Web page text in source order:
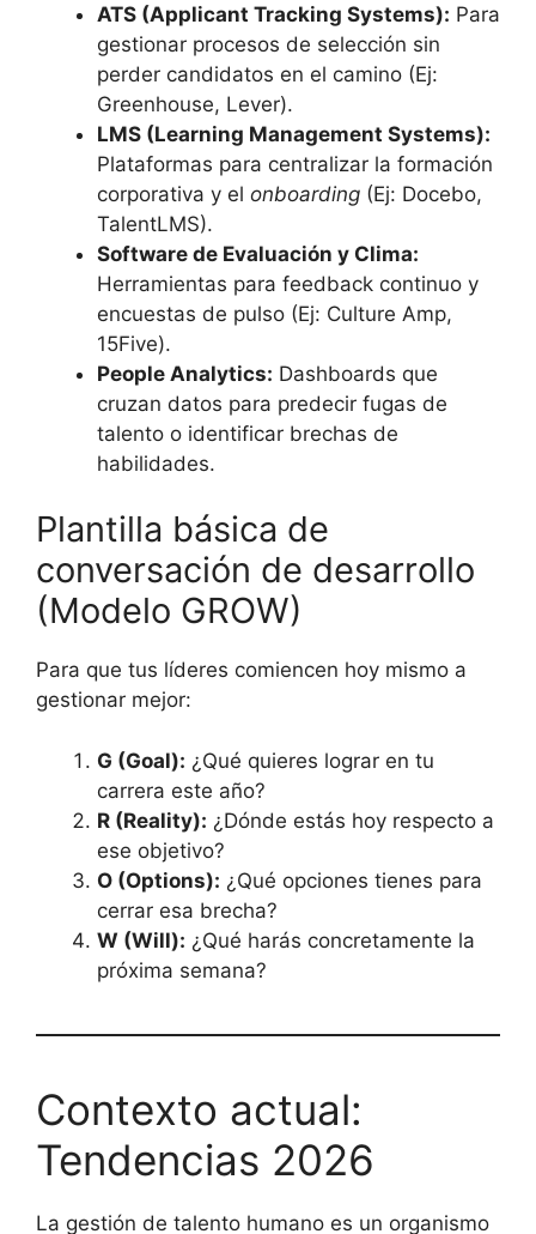
ATS (Applicant Tracking Systems): Para
gestionar procesos de selección sin
perder candidatos en el camino (Ej:
Greenhouse, Lever).
LMS (Learning Management Systems):
Plataformas para centralizar la formación
corporativa y el onboarding (Ej: Docebo,
TalentLMS).
Software de Evaluación y Clima:
Herramientas para feedback continuo y
encuestas de pulso (Ej: Culture Amp,
15Five).
People Analytics: Dashboards que
cruzan datos para predecir fugas de
talento o identificar brechas de
habilidades.
Plantilla básica de
conversación de desarrollo
(Modelo GROW)
Para que tus líderes comiencen hoy mismo a
gestionar mejor:
G (Goal): ¿Qué quieres lograr en tu
carrera este año?
R (Reality): ¿Dónde estás hoy respecto a
ese objetivo?
O (Options): ¿Qué opciones tienes para
cerrar esa brecha?
W (Will): ¿Qué harás concretamente la
próxima semana?
Contexto actual:
Tendencias 2026
La gestión de talento humano es un organismo